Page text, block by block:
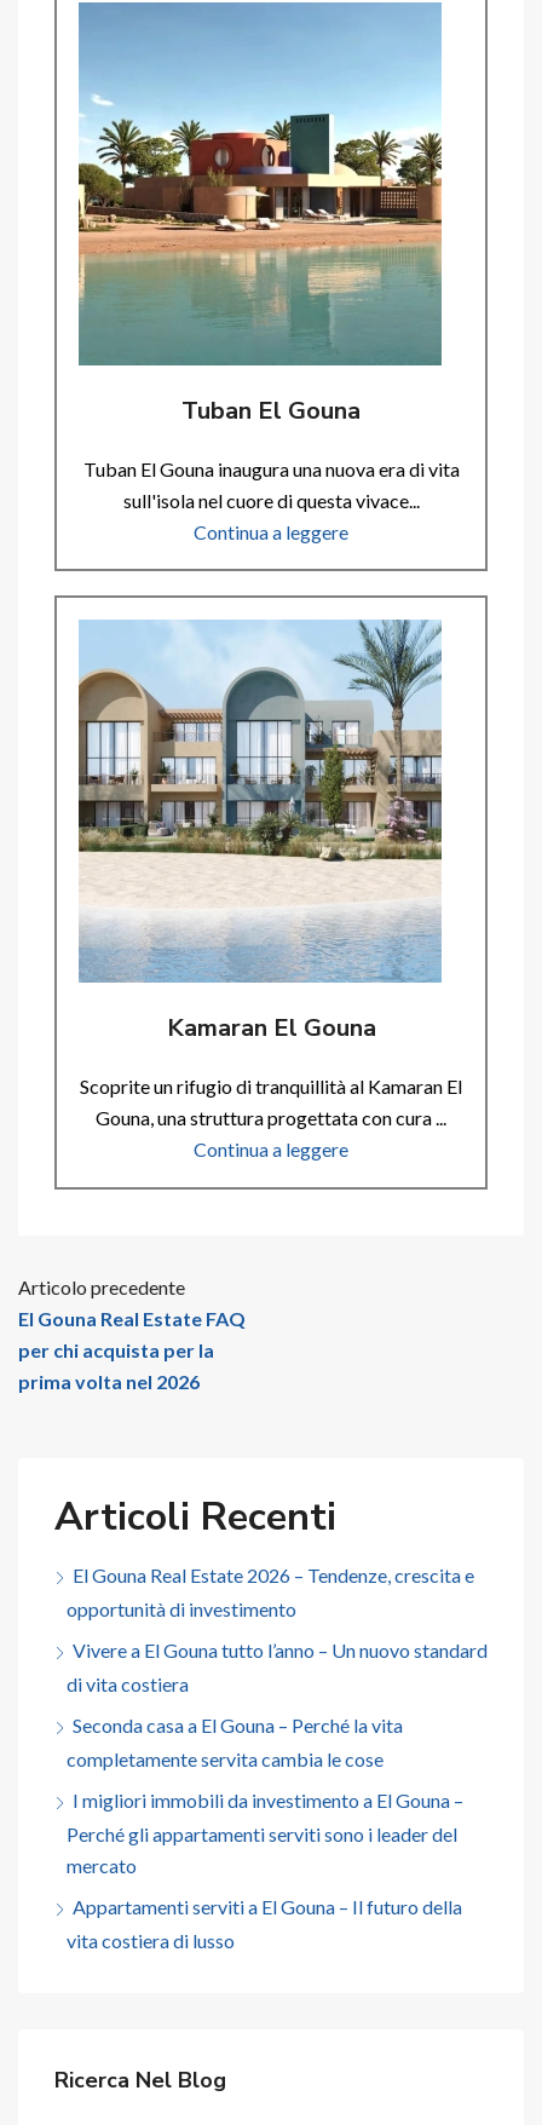
Tuban El Gouna
Tuban El Gouna inaugura una nuova era di vita
sull'isola nel cuore di questa vivace...
Continua a leggere
Kamaran El Gouna
Scoprite un rifugio di tranquillità al Kamaran El
Gouna, una struttura progettata con cura ...
Continua a leggere
Articolo precedente
El Gouna Real Estate FAQ
per chi acquista per la
prima volta nel 2026
Articoli Recenti
El Gouna Real Estate 2026 – Tendenze, crescita e
opportunità di investimento
Vivere a El Gouna tutto l’anno – Un nuovo standard
di vita costiera
Seconda casa a El Gouna – Perché la vita
completamente servita cambia le cose
I migliori immobili da investimento a El Gouna –
Perché gli appartamenti serviti sono i leader del
mercato
Appartamenti serviti a El Gouna – Il futuro della
vita costiera di lusso
Ricerca Nel Blog